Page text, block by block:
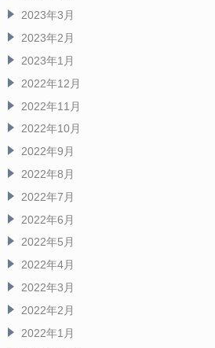
2023年3月
2023年2月
2023年1月
2022年12月
2022年11月
2022年10月
2022年9月
2022年8月
2022年7月
2022年6月
2022年5月
2022年4月
2022年3月
2022年2月
2022年1月